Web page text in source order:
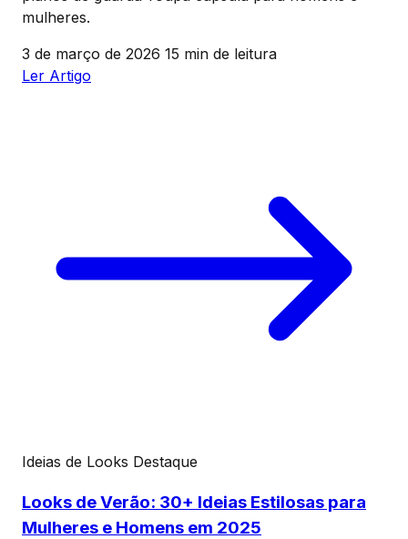
mulheres.
3 de março de 2026 15 min de leitura
Ler Artigo
Ideias de Looks Destaque
Looks de Verão: 30+ Ideias Estilosas para
Mulheres e Homens em 2025